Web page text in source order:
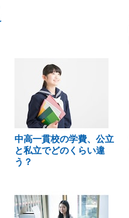
中高一貫校の学費、公立
と私立でどのくらい違
う？